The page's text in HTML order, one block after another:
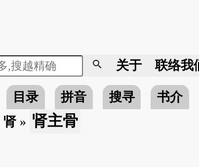
search 关于 联络我
目录 拼音 搜寻
书介
肾» 肾主骨